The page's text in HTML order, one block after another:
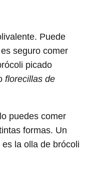
Puede
seguro comer
picado
florecillas de
puedes comer
formas. Un
la olla de brócoli